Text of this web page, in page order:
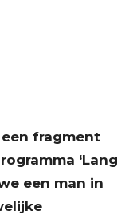
fragment
‘Lang
een man in